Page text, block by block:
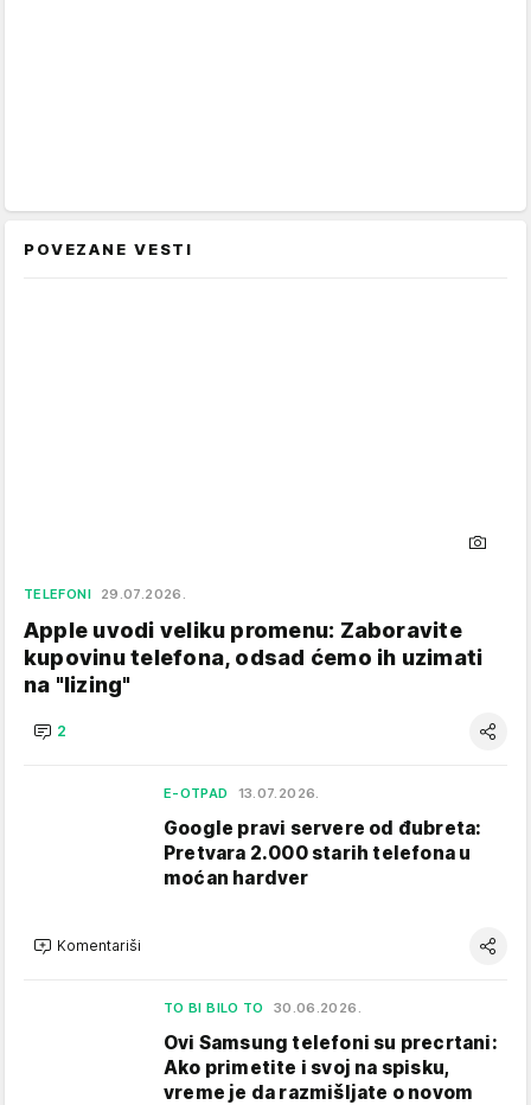
POVEZANE VESTI
TELEFONI 29.07.2026.
Apple uvodi veliku promenu: Zaboravite
kupovinu telefona, odsad ćemo ih uzimati
na "lizing"
2
E-OTPAD 13.07.2026.
Google pravi servere od đubreta:
Pretvara 2.000 starih telefona u
moćan hardver
Komentariši
TO BI BILO TO 30.06.2026.
Ovi Samsung telefoni su precrtani:
Ako primetite i svoj na spisku,
vreme je da razmišljate o novom